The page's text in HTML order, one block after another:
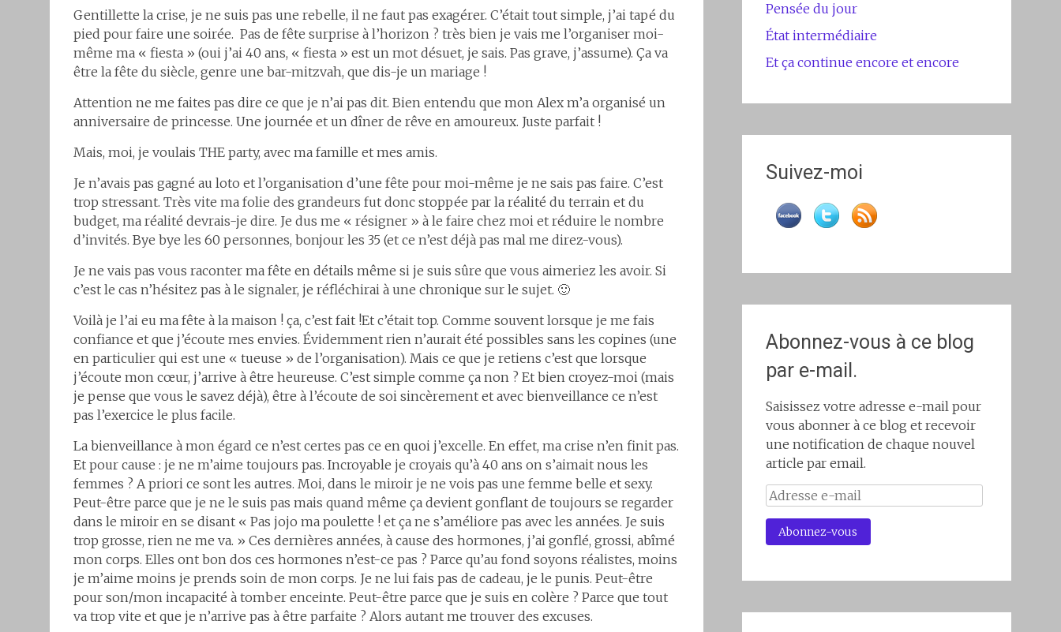
Gentillette la crise, je ne suis pas une rebelle, il ne faut pas exagérer. C’était tout simple, j’ai tapé du
pied pour faire une soirée. Pas de fête surprise à l’horizon ? très bien je vais me l’organiser moi-
même ma « fiesta » (oui j’ai 40 ans, « fiesta » est un mot désuet, je sais. Pas grave, j’assume). Ça va
être la fête du siècle, genre une bar-mitzvah, que dis-je un mariage !
Attention ne me faites pas dire ce que je n’ai pas dit. Bien entendu que mon Alex m’a organisé un
anniversaire de princesse. Une journée et un dîner de rêve en amoureux. Juste parfait !
Mais, moi, je voulais THE party, avec ma famille et mes amis.
Je n’avais pas gagné au loto et l’organisation d’une fête pour moi-même je ne sais pas faire. C’est
trop stressant. Très vite ma folie des grandeurs fut donc stoppée par la réalité du terrain et du
budget, ma réalité devrais-je dire. Je dus me « résigner » à le faire chez moi et réduire le nombre
d’invités. Bye bye les 60 personnes, bonjour les 35 (et ce n’est déjà pas mal me direz-vous).
Je ne vais pas vous raconter ma fête en détails même si je suis sûre que vous aimeriez les avoir. Si
c’est le cas n’hésitez pas à le signaler, je réfléchirai à une chronique sur le sujet. 🙂
Voilà je l’ai eu ma fête à la maison ! ça, c’est fait !Et c’était top. Comme souvent lorsque je me fais
confiance et que j’écoute mes envies. Évidemment rien n’aurait été possibles sans les copines (une
en particulier qui est une « tueuse » de l’organisation). Mais ce que je retiens c’est que lorsque
j’écoute mon cœur, j’arrive à être heureuse. C’est simple comme ça non ? Et bien croyez-moi (mais
je pense que vous le savez déjà), être à l’écoute de soi sincèrement et avec bienveillance ce n’est
pas l’exercice le plus facile.
La bienveillance à mon égard ce n’est certes pas ce en quoi j’excelle. En effet, ma crise n’en finit pas.
Et pour cause : je ne m’aime toujours pas. Incroyable je croyais qu’à 40 ans on s’aimait nous les
femmes ? A priori ce sont les autres. Moi, dans le miroir je ne vois pas une femme belle et sexy.
Peut-être parce que je ne le suis pas mais quand même ça devient gonflant de toujours se regarder
dans le miroir en se disant « Pas jojo ma poulette ! et ça ne s’améliore pas avec les années. Je suis
trop grosse, rien ne me va. » Ces dernières années, à cause des hormones, j’ai gonflé, grossi, abîmé
mon corps. Elles ont bon dos ces hormones n’est-ce pas ? Parce qu’au fond soyons réalistes, moins
je m’aime moins je prends soin de mon corps. Je ne lui fais pas de cadeau, je le punis. Peut-être
pour son/mon incapacité à tomber enceinte. Peut-être parce que je suis en colère ? Parce que tout
va trop vite et que je n’arrive pas à être parfaite ? Alors autant me trouver des excuses.
Pensée du jour
État intermédiaire
Et ça continue encore et encore
Suivez-moi
Abonnez-vous à ce blog
par e-mail.
Saisissez votre adresse e-mail pour
vous abonner à ce blog et recevoir
une notification de chaque nouvel
article par email.
Adresse
mail